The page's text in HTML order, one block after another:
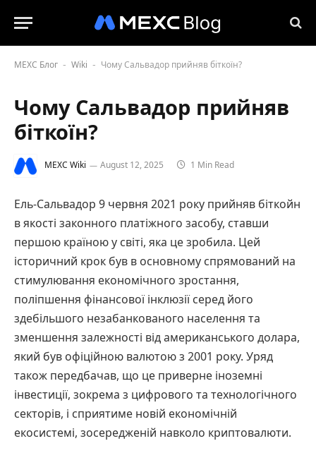
MEXC Блог - Wiki - Чому Сальвадор прийняв біткоїн?
Чому Сальвадор прийняв
біткоїн?
MEXC Wiki August 12, 2025 1 Min Read
Ель-Сальвадор 9 червня 2021 року прийняв біткойн
в якості законного платіжного засобу, ставши
першою країною у світі, яка це зробила. Цей
історичний крок був в основному спрямований на
стимулювання економічного зростання,
поліпшення фінансової інклюзії серед його
здебільшого незабанкованого населення та
зменшення залежності від американського долара,
який був офіційною валютою з 2001 року. Уряд
також передбачав, що це приверне іноземні
інвестиції, зокрема з цифрового та технологічного
секторів, і сприятиме новій економічній
екосистемі, зосередженій навколо криптовалюти.